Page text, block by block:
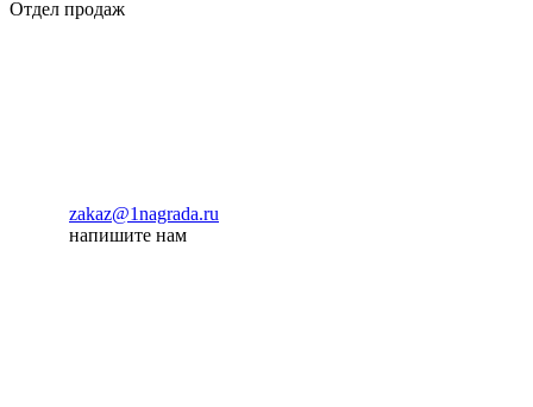
Отдел продаж
zakaz@1nagrada.ru
напишите нам